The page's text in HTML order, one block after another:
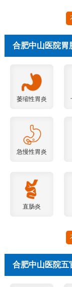
合肥中山医院胃
萎缩性胃炎
急慢性胃炎
直肠炎
合肥中山医院五